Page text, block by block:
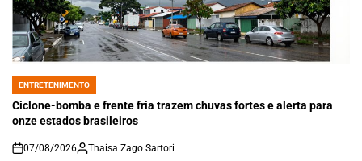
POSTED
IN
ENTRETENIMENTO
Ciclone-bomba e frente fria trazem chuvas fortes e alerta para
onze estados brasileiros
on
07/08/2026 Thaisa Zago Sartori